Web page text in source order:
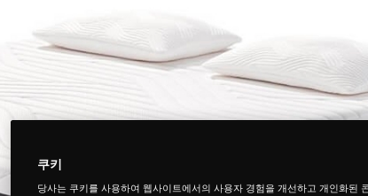
쿠키
당사는 쿠키를 사용하여 웹사이트에서의 사용자 경험을 개선하고 개인화된